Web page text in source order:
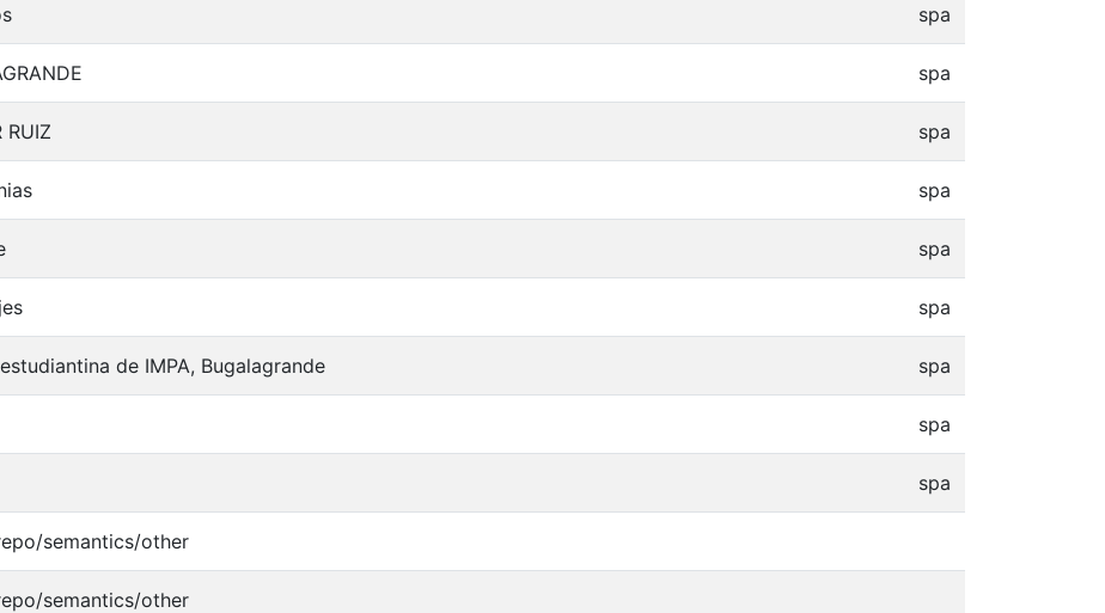
spa
spa
RUIZ spa
spa
spa
spa
de IMPA, Bugalagrande spa
spa
spa
semantics/other
semantics/other